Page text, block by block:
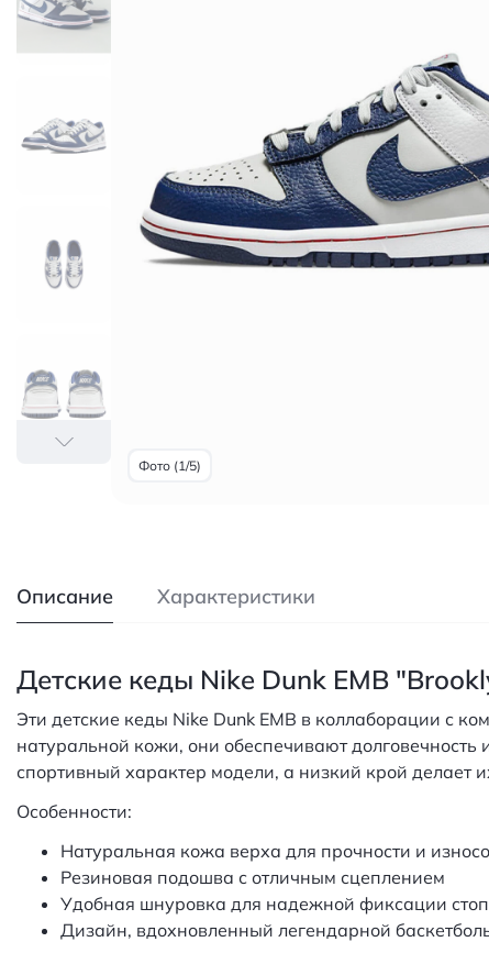
Фото (1/5)
Описание Характеристики
Детские кеды Nike Dunk EMB
Эти детские кеды Nike Dunk EMB в коллаборации с
натуральной кожи, они обеспечивают
спортивный характер модели, а низкий крой делает
Особенности:
Натуральная кожа верха для прочности и
Резиновая подошва с отличным сцеплением
Удобная шнуровка для надежной фиксации
Дизайн, вдохновленный легендарной